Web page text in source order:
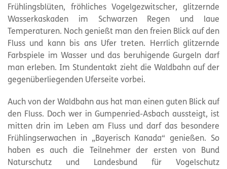
Frühlingsblüten, fröhliches Vogelgezwitscher, glitzernde
Wasserkaskaden im Schwarzen Regen und laue
Temperaturen. Noch genießt man den freien Blick auf den
Fluss und kann bis ans Ufer treten. Herrlich glitzernde
Farbspiele im Wasser und das beruhigende Gurgeln darf
man erleben. Im Stundentakt zieht die Waldbahn auf der
gegenüberliegenden Uferseite vorbei.
Auch von der Waldbahn aus hat man einen guten Blick auf
den Fluss. Doch wer in Gumpenried-Asbach aussteigt, ist
mitten drin im Leben am Fluss und darf das besondere
Frühlingserwachen in „Bayerisch Kanada“ genießen. So
haben es auch die Teilnehmer der ersten von Bund
Naturschutz und Landesbund für Vogelschutz